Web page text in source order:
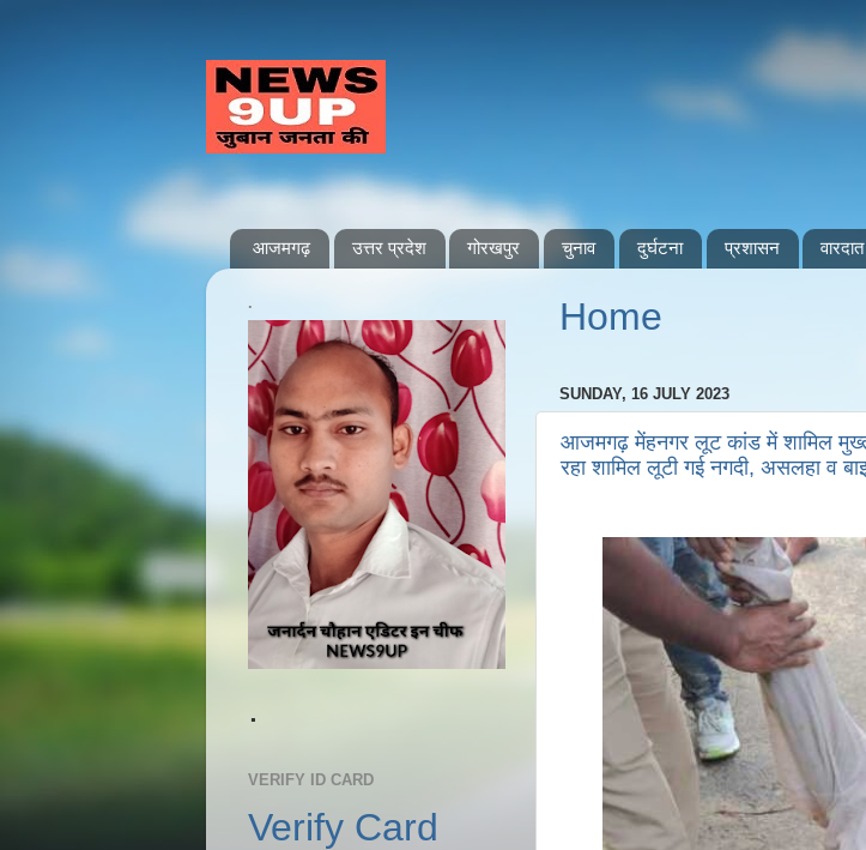
आजमगढ़ उत्तर प्रदेश गोरखपुर चुनाव दुर्घटना प्रशासन वारदात
Home
SUNDAY, 16 JULY 2023
आजमगढ़ मेंहनगर लूट कांड में शामिल
रहा शामिल लूटी गई नगदी, असलहा व
.
.
VERIFY ID CARD
Verify Card